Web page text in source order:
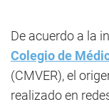
De acuerdo a la
Colegio de
(CMVER), el
realizado en